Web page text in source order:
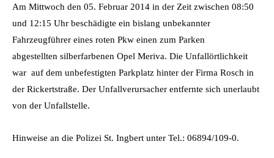
Am Mittwoch den 05. Februar 2014 in der Zeit zwischen 08:50
und 12:15 Uhr beschädigte ein bislang unbekannter
Fahrzeugführer eines roten Pkw einen zum Parken
abgestellten silberfarbenen Opel Meriva. Die Unfallörtlichkeit
war auf dem unbefestigten Parkplatz hinter der Firma Rosch in
der Rickertstraße. Der Unfallverursacher entfernte sich unerlaubt
von der Unfallstelle.
Hinweise an die Polizei St. Ingbert unter Tel.: 06894/109-0.